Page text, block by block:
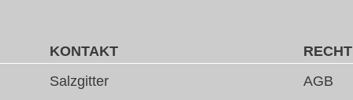
KONTAKT
Salzgitter
AGB